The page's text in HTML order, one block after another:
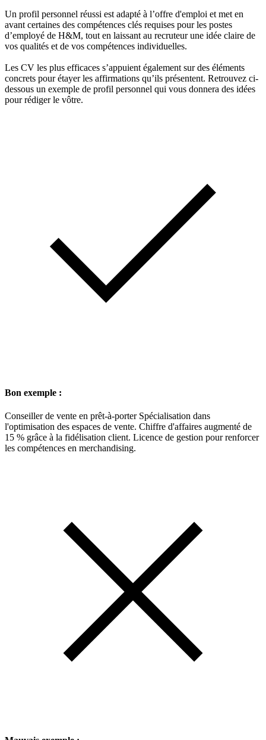
Un profil personnel réussi est adapté à l’offre d'emploi et met en
avant certaines des compétences clés requises pour les postes
d’employé de H&M, tout en laissant au recruteur une idée claire de
vos qualités et de vos compétences individuelles.
Les CV les plus efficaces s’appuient également sur des éléments
concrets pour étayer les affirmations qu’ils présentent. Retrouvez ci-
dessous un exemple de profil personnel qui vous donnera des idées
pour rédiger le vôtre.
Bon exemple :
Conseiller de vente en prêt-à-porter Spécialisation dans
l'optimisation des espaces de vente. Chiffre d'affaires augmenté de
15 % grâce à la fidélisation client. Licence de gestion pour renforcer
les compétences en merchandising.